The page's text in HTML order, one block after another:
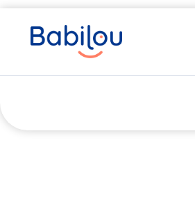
êtes
ici